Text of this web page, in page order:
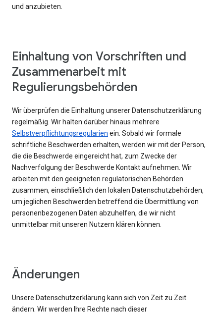
und anzubieten.
Einhaltung von Vorschriften und
Zusammenarbeit mit
Regulierungsbehörden
Wir überprüfen die Einhaltung unserer Datenschutzerklärung
regelmäßig. Wir halten darüber hinaus mehrere
Selbstverpflichtungsregularien ein. Sobald wir formale
schriftliche Beschwerden erhalten, werden wir mit der Person,
die die Beschwerde eingereicht hat, zum Zwecke der
Nachverfolgung der Beschwerde Kontakt aufnehmen. Wir
arbeiten mit den geeigneten regulatorischen Behörden
zusammen, einschließlich den lokalen Datenschutzbehörden,
um jeglichen Beschwerden betreffend die Übermittlung von
personenbezogenen Daten abzuhelfen, die wir nicht
unmittelbar mit unseren Nutzern klären können.
Änderungen
Unsere Datenschutzerklärung kann sich von Zeit zu Zeit
ändern. Wir werden Ihre Rechte nach dieser